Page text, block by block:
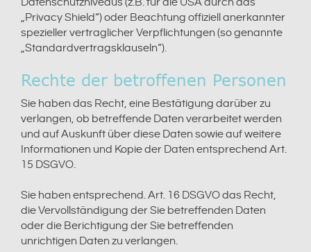
Datenschutzniveaus (z.B. für die USA durch das
„Privacy Shield“) oder Beachtung offiziell anerkannter
spezieller vertraglicher Verpflichtungen (so genannte
„Standardvertragsklauseln“).
Rechte der betroffenen Personen
Sie haben das Recht, eine Bestätigung darüber zu
verlangen, ob betreffende Daten verarbeitet werden
und auf Auskunft über diese Daten sowie auf weitere
Informationen und Kopie der Daten entsprechend Art.
15 DSGVO.
Sie haben entsprechend. Art. 16 DSGVO das Recht,
die Vervollständigung der Sie betreffenden Daten
oder die Berichtigung der Sie betreffenden
unrichtigen Daten zu verlangen.